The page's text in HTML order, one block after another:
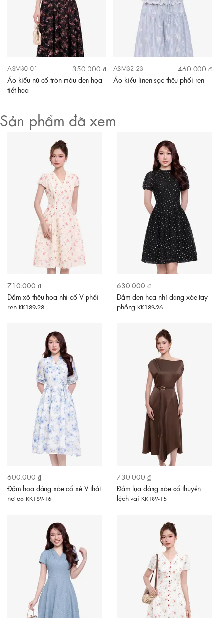
ASM30-01
350.000 ₫
Áo kiểu nữ cổ tròn màu đen họa
tiết hoa
ASM32-23
460.000 ₫
Áo kiểu linen sọc thêu phối ren
Sản phẩm đã xem
710.000 ₫
Đầm xô thêu hoa nhí cổ V phối
ren KK189-28
630.000 ₫
Đầm đen hoa nhí dáng xòe tay
phồng KK189-26
600.000 ₫
Đầm hoa dáng xòe cổ xẻ V thắt
nơ eo KK189-16
730.000 ₫
Đầm lụa dáng xòe cổ thuyền
lệch vai KK189-15